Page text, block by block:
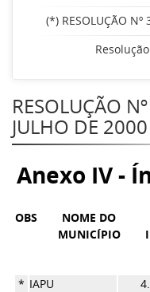
(*) RESOLUÇÃO Nº
RESOLUÇÃO
JULHO DE 2000
Anexo IV -
OBS
NOME DO
MUNICÍPIO
* IAPU